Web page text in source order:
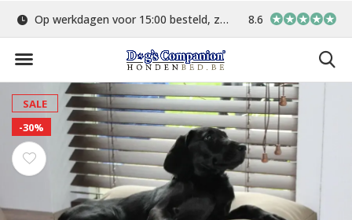
Op werkdagen voor 15:00 besteld, zelfde dag verstuurd Gratis verzending
8.6
SALE
-30%